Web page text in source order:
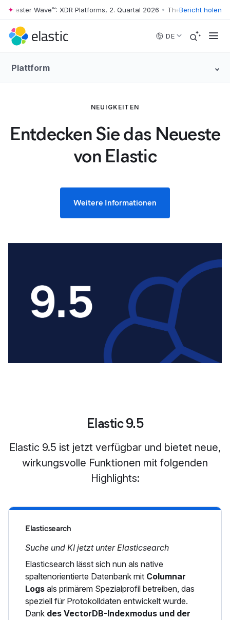
Skip to main content
Wave™: XDR Platforms, 2. Quartal 2026 • The Forrester Wave™:
Bericht holen
DE
Plattform
NEUIGKEITEN
Entdecken Sie das Neueste
von Elastic
Weitere Informationen
Elastic 9.5
Elastic 9.5 ist jetzt verfügbar und bietet neue,
wirkungsvolle Funktionen mit folgenden
Highlights:
Elasticsearch
Suche und KI jetzt unter Elasticsearch
Elasticsearch lässt sich nun als native
spaltenorientierte Datenbank mit Columnar
Logs als primärem Spezialprofil betreiben, das
speziell für Protokolldaten entwickelt wurde.
Dank des VectorDB-Indexmodus und der